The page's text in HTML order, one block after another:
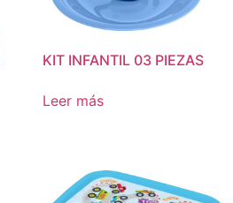
KIT INFANTIL 03 PIEZAS
Leer más